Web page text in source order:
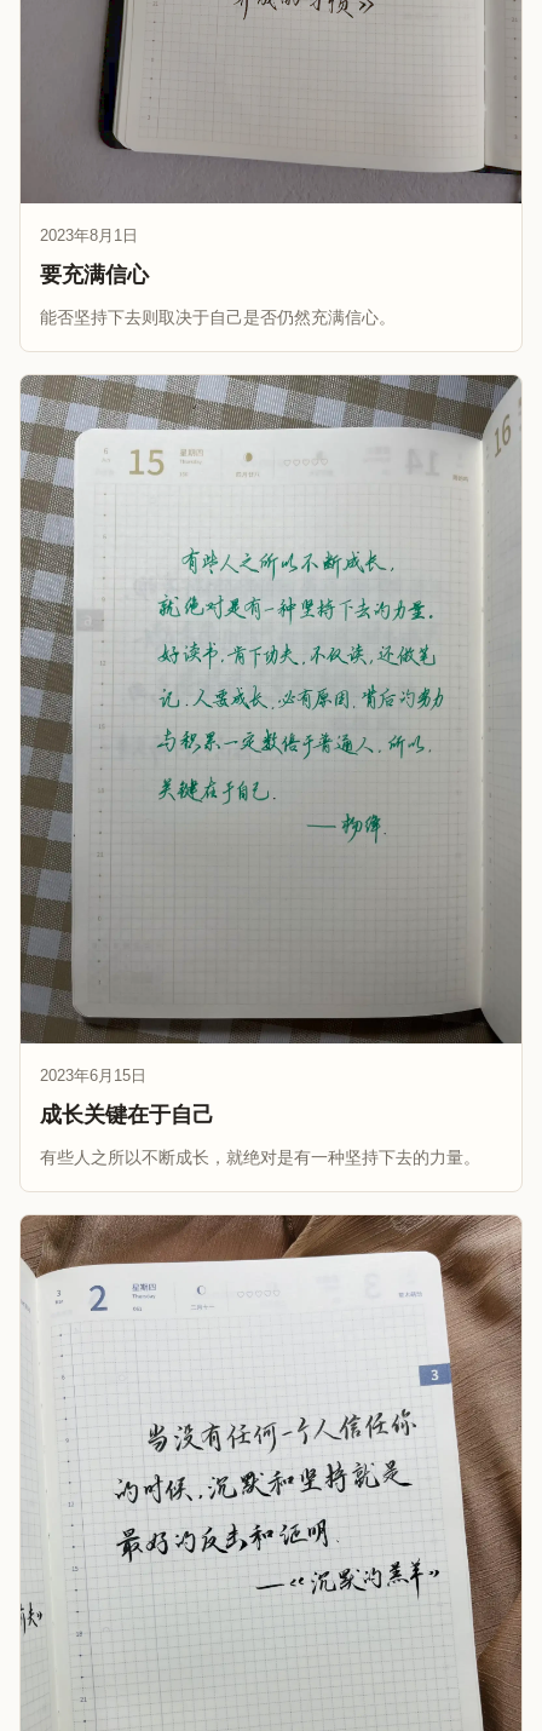
2023年8月1日
要充满信心
能否坚持下去则取决于自己是否仍然充满信心。
2023年6月15日
成长关键在于自己
有些人之所以不断成长，就绝对是有一种坚持下去的力量。